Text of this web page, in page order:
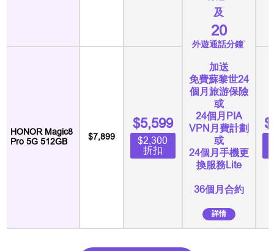
及
20
外遊通話分鐘˅
加送
免費蘇黎世24
個月旅游保險
或
24個月PIA
VPN月費計劃
或
24個月手機更
換服務Lite
36個月合約
詳情
HONOR Magic8
Pro 5G 512GB
$7,899
$5,599
$2,300
折扣